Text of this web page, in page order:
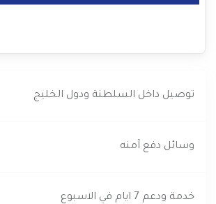
توصيل داخل السلطنة ودول الخليج
وسائل دفع آمنه
خدمة ودعم 7 ايام في الاسبوع